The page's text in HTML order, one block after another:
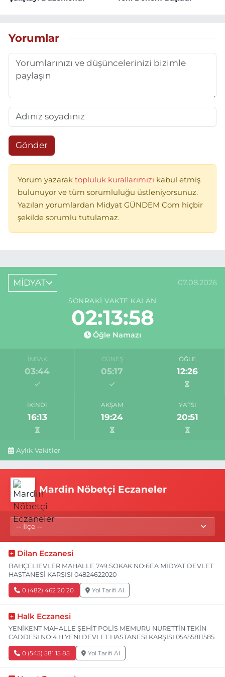
Yorumlar
Gönder
Yorum yazarak topluluk kurallarımızı kabul etmiş
bulunuyor ve tüm sorumluluğu üstleniyorsunuz.
Yazılan yorumlardan Midyat GÜNDEM Com hiçbir
şekilde sorumlu tutulamaz.
MİDYAT 07.08.2026
SONRAKI VAKTE KALAN
02:13:58
Öğle Namazı
İMSAK
03:44
GÜNEŞ
05:17
ÖĞLE
12:26
İKINDI
16:13
AKŞAM
19:24
YATSI
20:51
Aylık Vakitler
Mardin Nöbetçi Eczaneler
Dilan Eczanesi
BAHÇELİEVLER MAHALLE 749.SOKAK NO:6EA MİDYAT DEVLET
HASTANESİ KARŞISI 04824622020
0 (482) 462 20 20 Yol Tarifi Al
Halk Eczanesi
YENİKENT MAHALLE ŞEHİT POLİS MEMURU NURETTİN TEKİN
CADDESİ NO:4 H YENİ DEVLET HASTANESİ KARŞISI 05455811585
0 (545) 581 15 85 Yol Tarifi Al